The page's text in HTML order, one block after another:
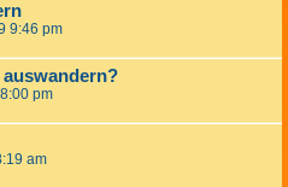
9:46 pm
pm
am